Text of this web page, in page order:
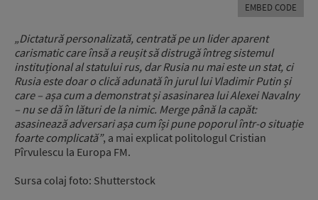
EMBED CODE
„Dictatură personalizată, centrată pe un lider aparent
carismatic care însă a reușit să distrugă întreg sistemul
instituțional al statului rus, dar Rusia nu mai este un stat, ci
Rusia este doar o clică adunată în jurul lui Vladimir Putin și
care – așa cum a demonstrat și asasinarea lui Alexei Navalny
– nu se dă în lături de la nimic. Merge până la capăt:
asasinează adversari așa cum își pune poporul într-o situație
foarte complicată”, a mai explicat politologul Cristian
Pîrvulescu la Europa FM.
Sursa colaj foto: Shutterstock